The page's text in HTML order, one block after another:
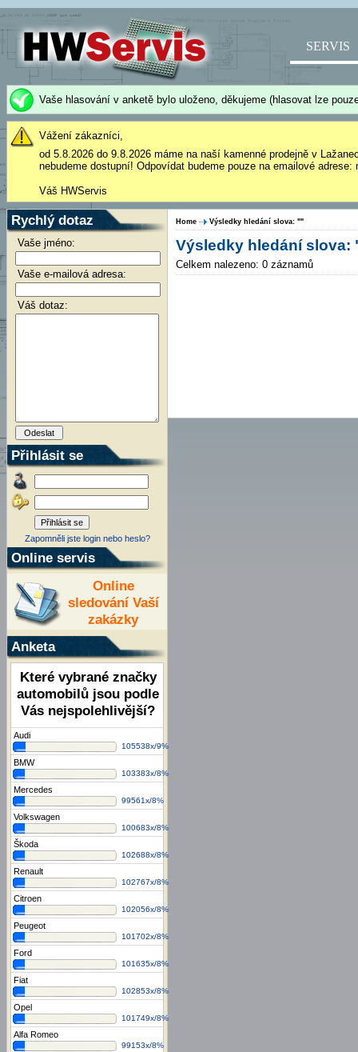
SERVIS
Vaše hlasování v anketě bylo uloženo, děkujeme (hlasovat lze
Vážení zákazníci,
od 5.8.2026 do 9.8.2026 máme na naší kamenné prodejně v
nebudeme dostupní! Odpovídat budeme pouze na emailové
Váš HWServis
Rychlý dotaz
Vaše jméno:
Vaše e-mailová adresa:
Váš dotaz:
Přihlásit se
Zapomněli jste login nebo heslo?
Online servis
Online
sledování Vaší
zakázky
Anketa
Které vybrané značky
automobilů jsou podle
Vás nejspolehlivější?
Audi
105538x/9%
BMW
103383x/8%
Mercedes
99561x/8%
Volkswagen
100683x/8%
Škoda
102688x/8%
Renault
102767x/8%
Citroen
102056x/8%
Peugeot
101702x/8%
Ford
101635x/8%
Fiat
102853x/8%
Opel
101749x/8%
Alfa Romeo
99153x/8%
Home Výsledky hledání slova: ""
Výsledky hledání slova:
Celkem nalezeno: 0 záznamů